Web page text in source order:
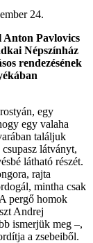
24.
Anton Pavlovics
Népszínház
rendezésének
egy
egy valaha
találjuk
látványt,
látható részét.
rajta
mintha csak
pergő homok
Andrej
ismerjük meg –,
a zsebeiből.